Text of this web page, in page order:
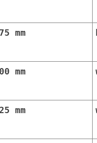
mm
mm
mm